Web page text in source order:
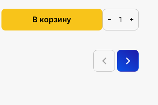
В корзину − +